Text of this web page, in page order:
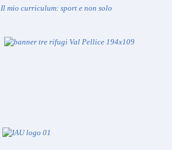
Il mio curriculum: sport e non solo